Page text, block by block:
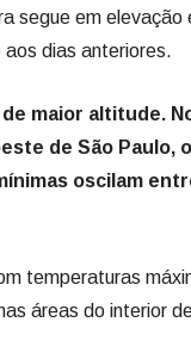
segue em elevação
dias anteriores.
maior altitude.
de São Paulo,
oscilam
temperaturas
áreas do interior